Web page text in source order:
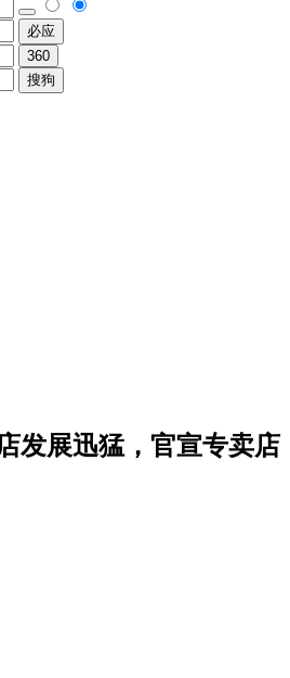
必应
360
搜狗
发展迅猛，官宣专卖店